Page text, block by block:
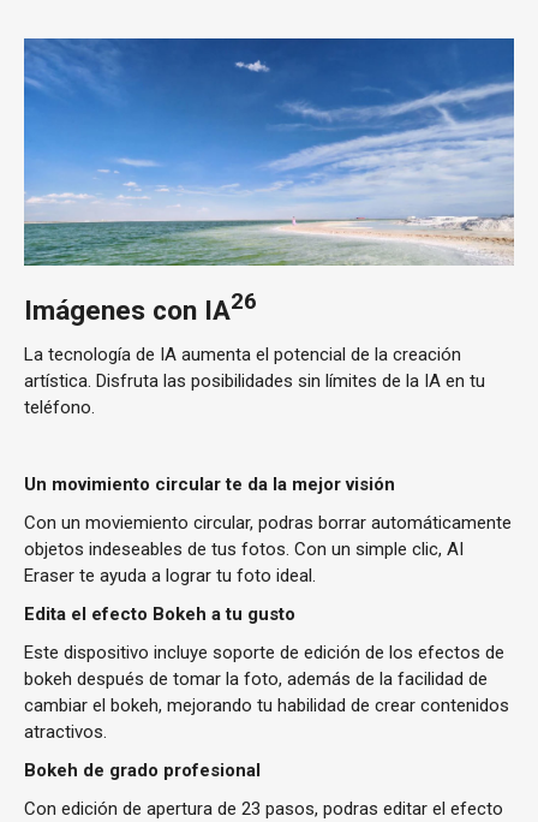
Imágenes con IA26
La tecnología de IA aumenta el potencial de la creación
artística. Disfruta las posibilidades sin límites de la IA en tu
teléfono.
Un movimiento circular te da la mejor visión
Con un moviemiento circular, podras borrar automáticamente
objetos indeseables de tus fotos. Con un simple clic, AI
Eraser te ayuda a lograr tu foto ideal.
Edita el efecto Bokeh a tu gusto
Este dispositivo incluye soporte de edición de los efectos de
bokeh después de tomar la foto, además de la facilidad de
cambiar el bokeh, mejorando tu habilidad de crear contenidos
atractivos.
Bokeh de grado profesional
Con edición de apertura de 23 pasos, podras editar el efecto